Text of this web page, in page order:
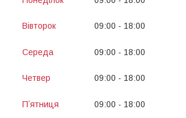
Вівторок
09:00
18:00
Середа
09:00
18:00
Четвер
09:00
18:00
Пʼятниця
09:00
18:00